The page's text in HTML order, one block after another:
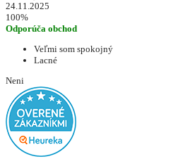
24.11.2025
100%
Odporúča obchod
Veľmi som spokojný
Lacné
Neni